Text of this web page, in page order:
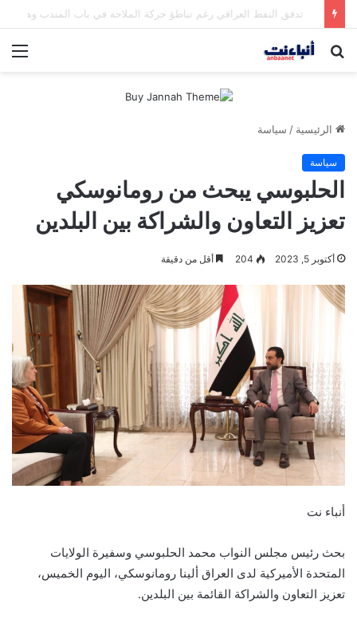
مقتل شخصين وإصابة 5 في إطلاق نار بمهرجان بمدينة سياتل الأميركية
بحث
الرئيسية / سياسة
سياسة
الحلبوسي يبحث من رومانوسكي
تعزيز التعاون والشراكة بين البلدين
أكتوبر 5, 2023 204 أقل من دقيقة
أنباء نت
بحث رئيس مجلس النواب محمد الحلبوسي وسفيرة الولايات
المتحدة الأميركية لدى العراق ألينا رومانوسكي، اليوم الخميس،
تعزيز التعاون والشراكة القائمة بين البلدين.